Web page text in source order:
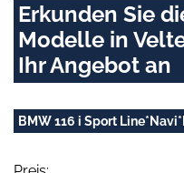
Erkunden Sie
Modelle in
Ihr Angebot an
BMW 116 i Sport